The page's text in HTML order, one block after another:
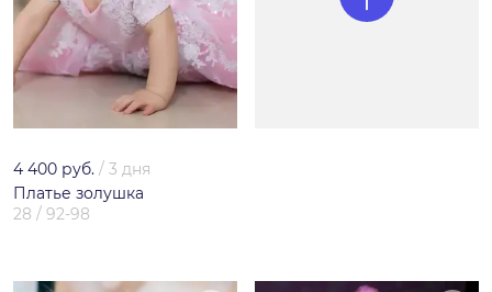
4 400 руб. / 3 дня
Платье золушка
28 / 92-98